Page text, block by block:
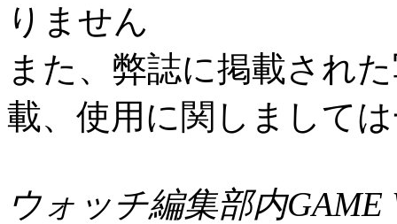
りません
また、弊誌に掲載され
載、使用に関しまして
ウォッチ編集部内GAME